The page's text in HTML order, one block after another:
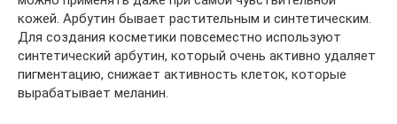
кожей. Арбутин бывает растительным и синтетическим.
Для создания косметики повсеместно используют
синтетический арбутин, который очень активно удаляет
пигментацию, снижает активность клеток, которые
вырабатывает меланин.